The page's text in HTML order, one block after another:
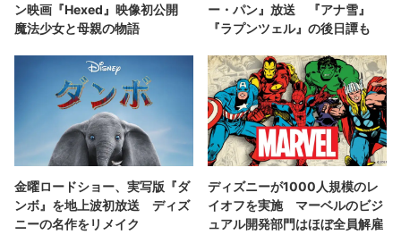
ン映画『Hexed』映像初公開
魔法少女と母親の物語
ー・パン』放送 『アナ雪』
『ラプンツェル』の後日譚も
金曜ロードショー、実写版『ダ
ンボ』を地上波初放送 ディズ
ニーの名作をリメイク
ディズニーが1000人規模のレ
イオフを実施 マーベルのビジ
ュアル開発部門はほぼ全員解雇